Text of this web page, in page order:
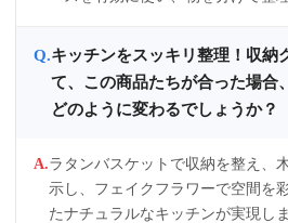
キッチンをスッキリ整理！収納
て、この商品たちが合った場合
どのように変わるでしょうか？
ラタンバスケットで収納を整え、
示し、フェイクフラワーで空間を
たナチュラルなキッチンが実現し